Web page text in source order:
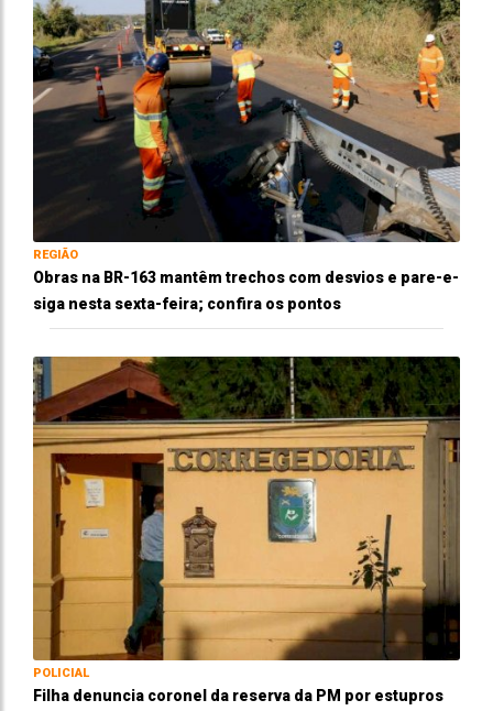
REGIÃO
Obras na BR-163 mantêm trechos com desvios e pare-e-
siga nesta sexta-feira; confira os pontos
POLICIAL
Filha denuncia coronel da reserva da PM por estupros